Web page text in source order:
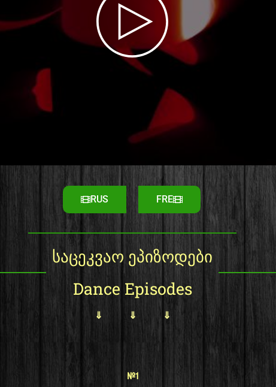
RUS FRE
საცეკვაო ეპიზოდები
Dance Episodes
⇓ ⇓ ⇓
#1